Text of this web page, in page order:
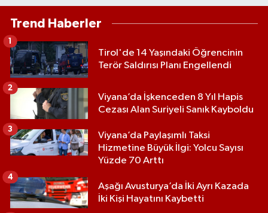
Trend Haberler
Tirol'de 14 Yaşındaki Öğrencinin
Terör Saldırısı Planı Engellendi
1
Viyana’da İşkenceden 8 Yıl Hapis
Cezası Alan Suriyeli Sanık Kayboldu
2
Viyana’da Paylaşımlı Taksi
Hizmetine Büyük İlgi: Yolcu Sayısı
Yüzde 70 Arttı
3
Aşağı Avusturya’da İki Ayrı Kazada
İki Kişi Hayatını Kaybetti
4